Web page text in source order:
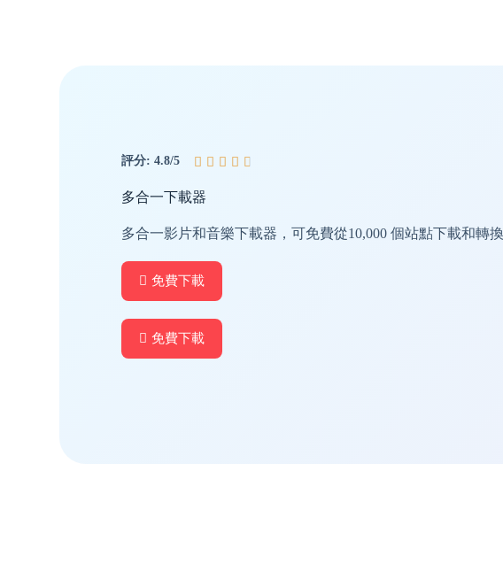
評分: 4.8/5     
多合一下載器
多合一影片和音樂下載器，可免費從10,000 個站點下載和轉換
免費下載
免費下載